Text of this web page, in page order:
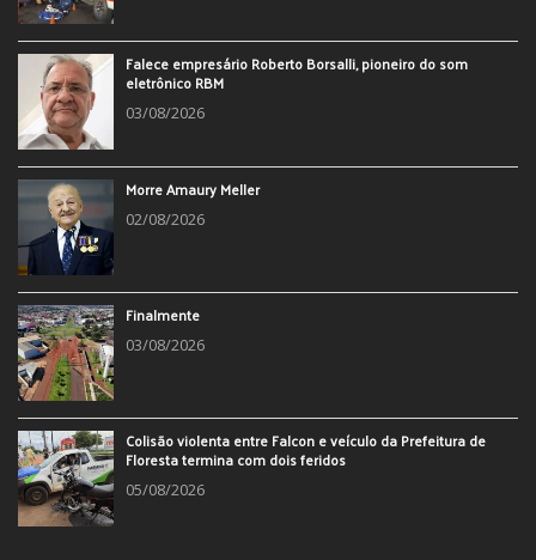
Falece empresário Roberto Borsalli, pioneiro do som
eletrônico RBM
03/08/2026
Morre Amaury Meller
02/08/2026
Finalmente
03/08/2026
Colisão violenta entre Falcon e veículo da Prefeitura de
Floresta termina com dois feridos
05/08/2026